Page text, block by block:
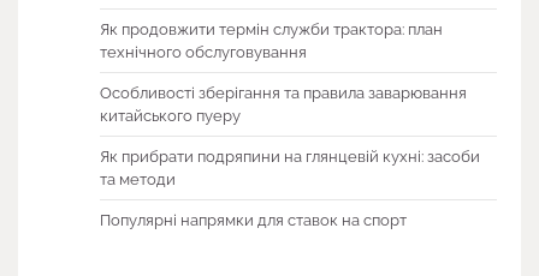
Як продовжити термін служби трактора: план
технічного обслуговування
Особливості зберігання та правила заварювання
китайського пуеру
Як прибрати подряпини на глянцевій кухні: засоби
та методи
Популярні напрямки для ставок на спорт